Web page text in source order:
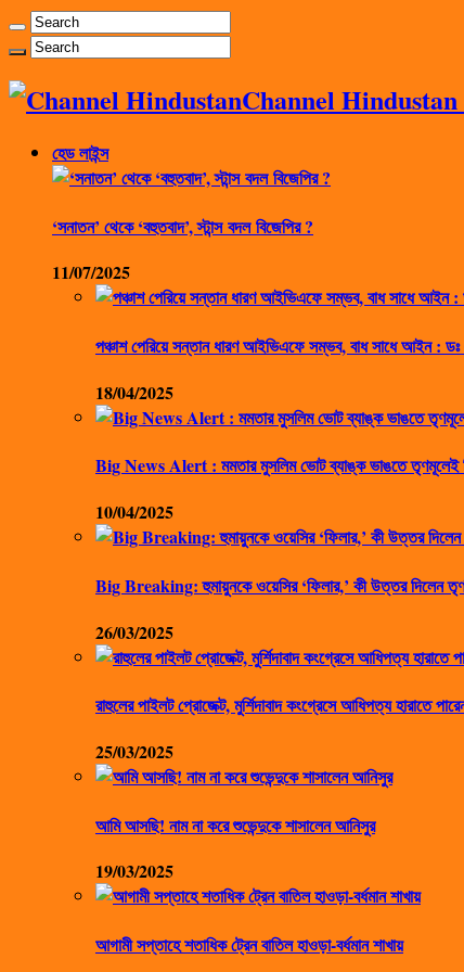
Channel
হেড লাইন্স
‘সনাতন’ থেকে ‘বহুতবাদ’, স্টান্স বদল বিজেপির ?
11/07/2025
পঞ্চাশ পেরিয়ে সন্তান ধারণ আইভিএফে সম্ভব, বাধ সাধে আইন :
18/04/2025
Big News Alert : মমতার মুসলিম ভোট ব্যাঙ্ক ভাঙতে তৃণমূলেই
10/04/2025
Big Breaking: হুমায়ুনকে ওয়েসির ‘ফিলার,’ কী উত্তর দিলেন
26/03/2025
রাহুলের পাইলট প্রোজেক্ট, মুর্শিদাবাদ কংগ্রেসে আধিপত্য হারাতে
25/03/2025
আমি আসছি! নাম না করে শুভেন্দুকে শাসালেন আনিসুর
19/03/2025
আগামী সপ্তাহে শতাধিক ট্রেন বাতিল হাওড়া-বর্ধমান শাখায়